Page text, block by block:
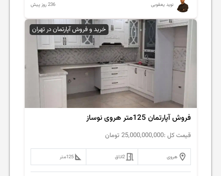
نوید یعقوبی 236 روز پیش
خرید و فروش آپارتمان در تهران
فروش آپارتمان 125متر هروی نوساز
قیمت کل :25,000,000,000 تومان
هروی 2اتاق 125متر